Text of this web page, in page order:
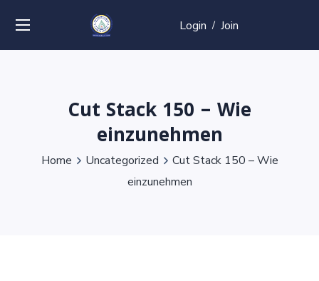
Login / Join
Cut Stack 150 – Wie
einzunehmen
Home Uncategorized
Cut Stack 150 – Wie
einzunehmen